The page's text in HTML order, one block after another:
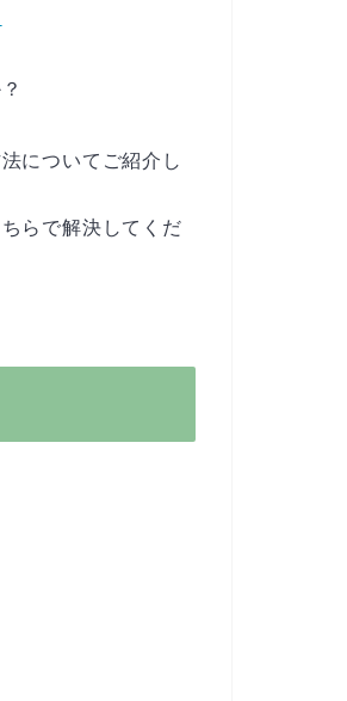
についてご紹介し
らで解決してくだ